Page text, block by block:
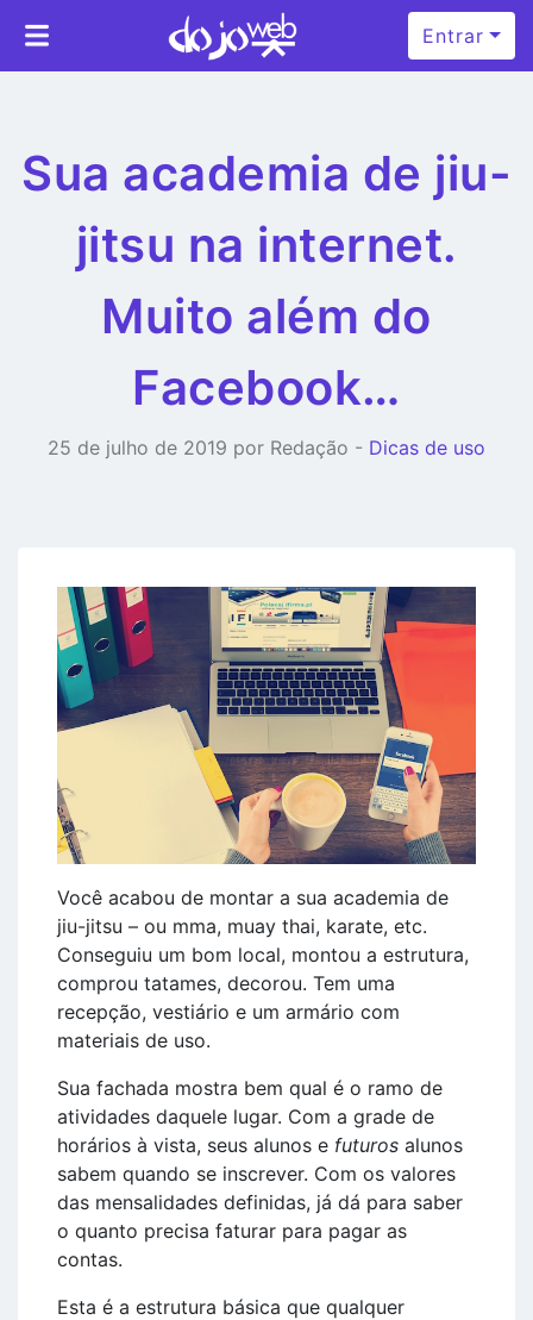
Entrar
Sua academia de jiu-
jitsu na internet.
Muito além do
Facebook…
25 de julho de 2019 por Redação - Dicas de uso
Você acabou de montar a sua academia de
jiu-jitsu – ou mma, muay thai, karate, etc.
Conseguiu um bom local, montou a estrutura,
comprou tatames, decorou. Tem uma
recepção, vestiário e um armário com
materiais de uso.
Sua fachada mostra bem qual é o ramo de
atividades daquele lugar. Com a grade de
horários à vista, seus alunos e futuros alunos
sabem quando se inscrever. Com os valores
das mensalidades definidas, já dá para saber
o quanto precisa faturar para pagar as
contas.
Esta é a estrutura básica que qualquer